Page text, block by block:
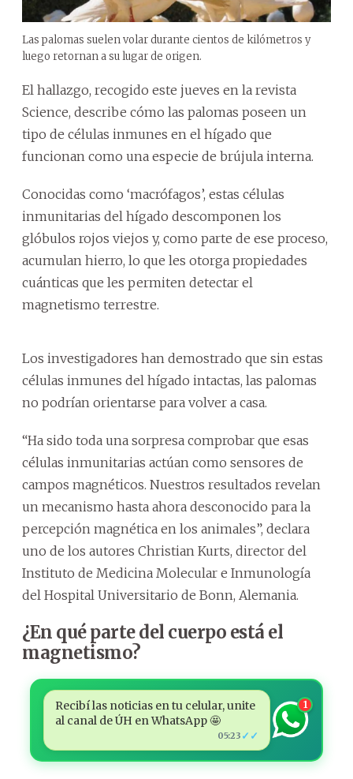
Las palomas suelen volar durante cientos de kilómetros y
luego retornan a su lugar de origen.
El hallazgo, recogido este jueves en la revista
Science, describe cómo las palomas poseen un
tipo de células inmunes en el hígado que
funcionan como una especie de brújula interna.
Conocidas como ‘macrófagos’, estas células
inmunitarias del hígado descomponen los
glóbulos rojos viejos y, como parte de ese proceso,
acumulan hierro, lo que les otorga propiedades
cuánticas que les permiten detectar el
magnetismo terrestre.
Los investigadores han demostrado que sin estas
células inmunes del hígado intactas, las palomas
no podrían orientarse para volver a casa.
“Ha sido toda una sorpresa comprobar que esas
células inmunitarias actúan como sensores de
campos magnéticos. Nuestros resultados revelan
un mecanismo hasta ahora desconocido para la
percepción magnética en los animales”, declara
uno de los autores Christian Kurts, director del
Instituto de Medicina Molecular e Inmunología
del Hospital Universitario de Bonn, Alemania.
¿En qué parte del cuerpo está el
magnetismo?
Recibí las noticias en tu celular, unite
al canal de ÚH en WhatsApp 🤩
05:23 ✓✓
1